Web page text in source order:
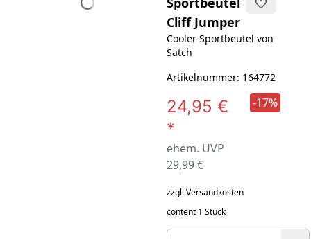
Cliff Jumper
Cooler Sportbeutel von
Satch
Artikelnummer: 164772
24,95 €
*
ehem. UVP
29,99 €
-17%
zzgl. Versandkosten
content 1 Stück